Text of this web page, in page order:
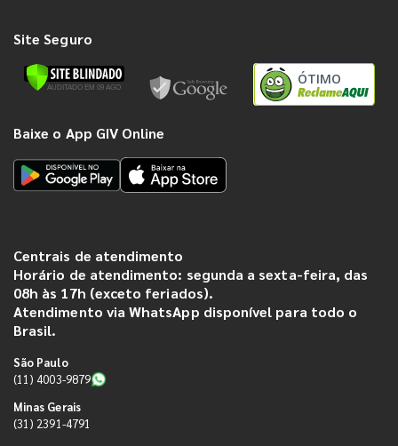
Site Seguro
ÓTIMO
Baixe o App GIV Online
Centrais de atendimento
Horário de atendimento: segunda a sexta-feira, das
08h às 17h (exceto feriados).
Atendimento via WhatsApp disponível para todo o
Brasil.
São Paulo
(11) 4003-9879
Minas Gerais
(31) 2391-4791